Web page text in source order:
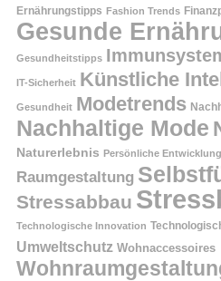
Ernährungstipps Fashion Trends
Gesunde
Gesundheitstipps
IT-Sicherheit Künstliche
Gesundheit Modetrends
Nachhaltige Mode
Naturerlebnis Persönliche Entwicklung
Raumgestaltung
Stressabbau
Technologische Innovation
Umweltschutz Wohnaccessoires